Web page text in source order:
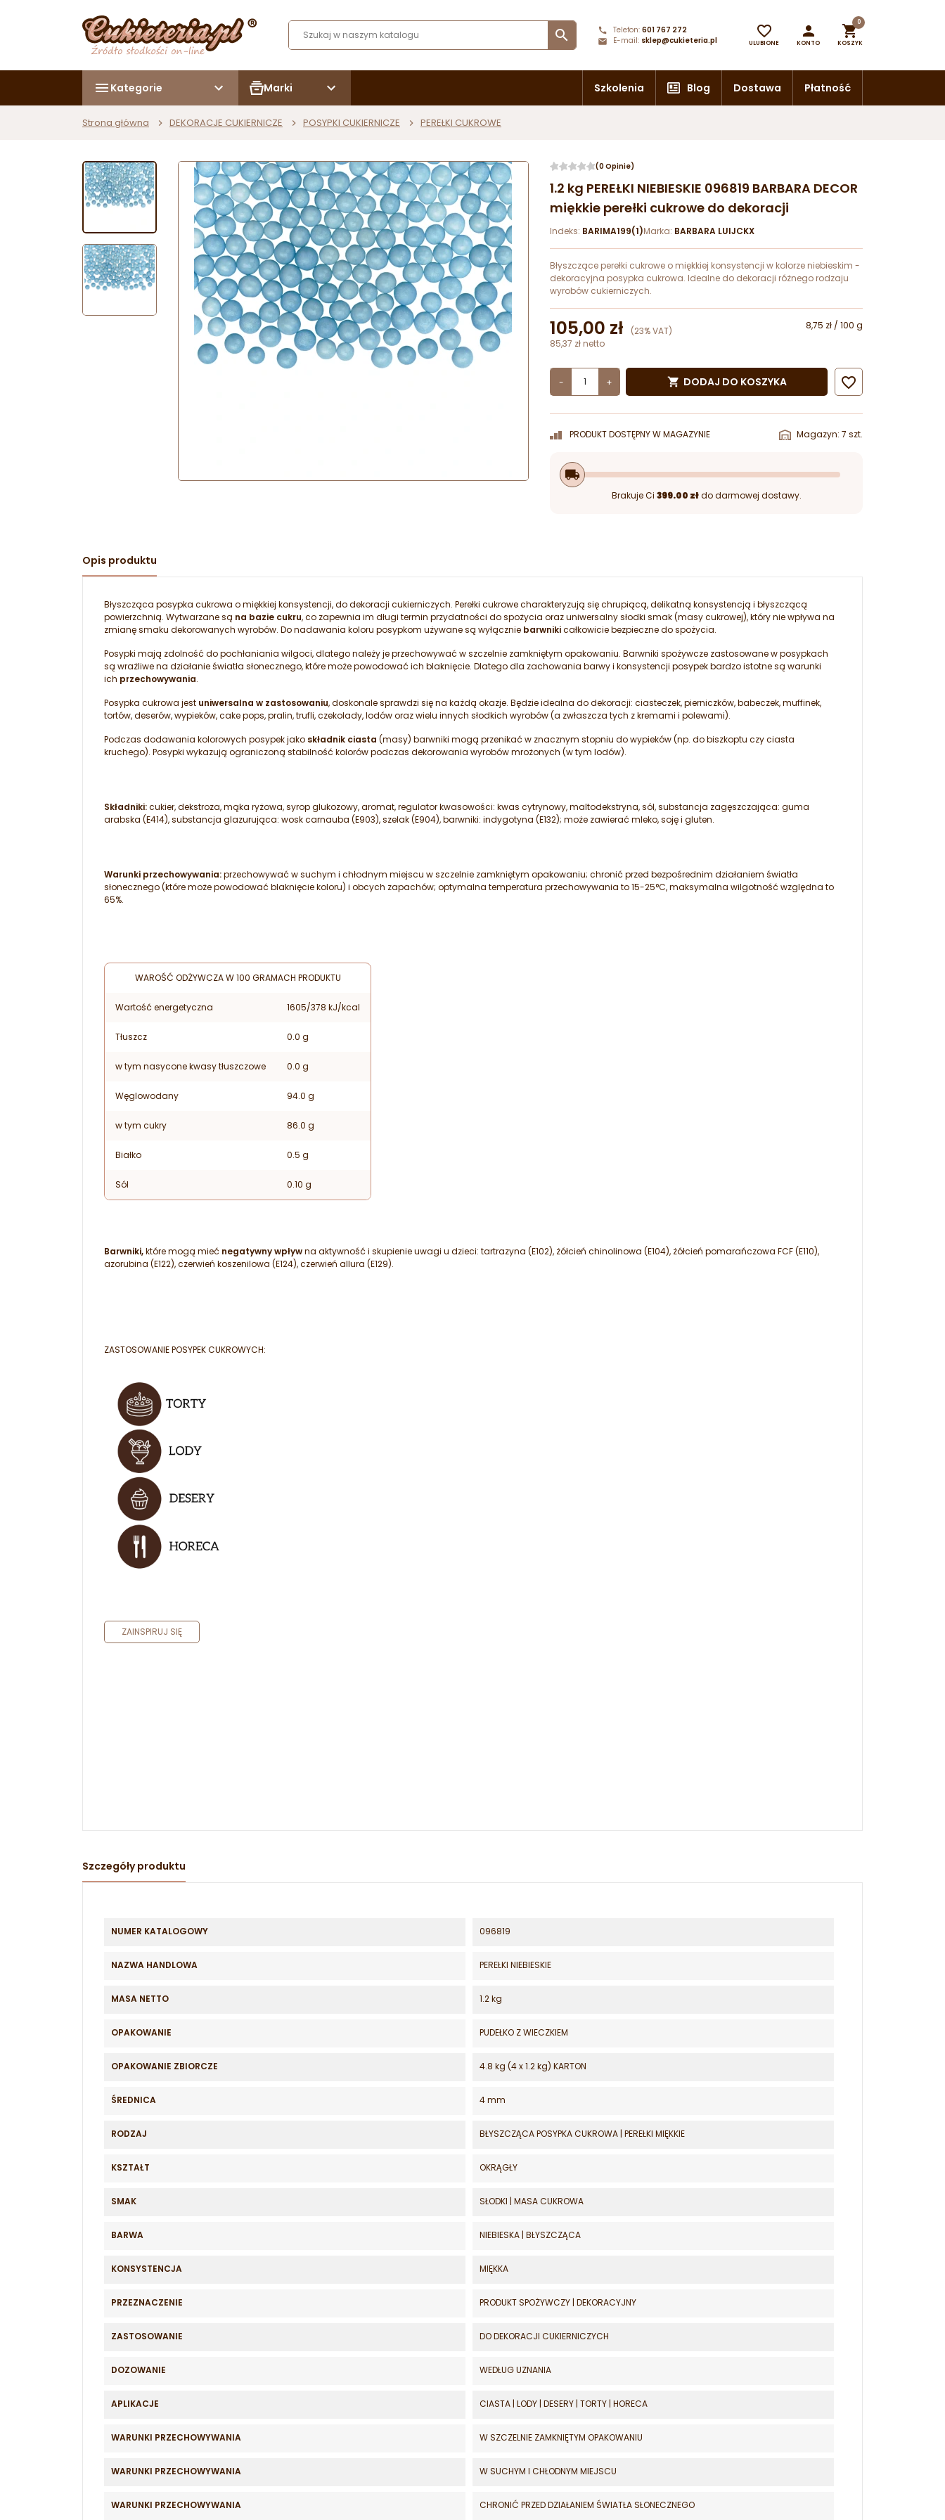
 Telefon: 601 767 272
E-mail: sklep@cukieteria.pl

ULUBIONE

KONTO

0
KOSZYK
Kategorie Marki Szkolenia Blog Dostawa Płatność
Strona główna DEKORACJE CUKIERNICZE POSYPKI CUKIERNICZE PEREŁKI CUKROWE
(0 Opinie)
1.2 kg PEREŁKI NIEBIESKIE 096819 BARBARA DECOR
miękkie perełki cukrowe do dekoracji
Indeks: BARIMA199(1)Marka: BARBARA LUIJCKX
Błyszczące perełki cukrowe o miękkiej konsystencji w kolorze niebieskim -
dekoracyjna posypka cukrowa. Idealne do dekoracji różnego rodzaju
wyrobów cukierniczych.
105,00 zł (23% VAT)
8,75 zł / 100 g
85,37 zł netto
- +  DODAJ DO KOSZYKA 
PRODUKT DOSTĘPNY W MAGAZYNIE Magazyn: 7 szt.
local_shipping
Brakuje Ci 399.00 złdo darmowej dostawy.
Opis produktu
Błyszcząca posypka cukrowa o miękkiej konsystencji, do dekoracji cukierniczych. Perełki cukrowe charakteryzują się chrupiącą, delikatną konsystencją i błyszczącą
powierzchnią. Wytwarzane są na bazie cukru, co zapewnia im długi termin przydatności do spożycia oraz uniwersalny słodki smak (masy cukrowej), który nie wpływa na
zmianę smaku dekorowanych wyrobów. Do nadawania koloru posypkom używane są wyłącznie barwnikicałkowicie bezpieczne do spożycia.
Posypki mają zdolność do pochłaniania wilgoci, dlatego należy je przechowywać w szczelnie zamkniętym opakowaniu. Barwniki spożywcze zastosowane w posypkach
są wrażliwe na działanie światła słonecznego, które może powodować ich blaknięcie. Dlatego dla zachowania barwy i konsystencji posypek bardzo istotne są warunki
ich przechowywania.
Posypka cukrowa jest uniwersalna w zastosowaniu, doskonale sprawdzi się na każdą okazje. Będzie idealna do dekoracji: ciasteczek, pierniczków, babeczek, muffinek,
tortów, deserów, wypieków, cake pops, pralin, trufli, czekolady, lodów oraz wielu innych słodkich wyrobów (a zwłaszcza tych z kremami i polewami).
Podczas dodawania kolorowych posypek jako składnik ciasta (masy) barwniki mogą przenikać w znacznym stopniu do wypieków (np. do biszkoptu czy ciasta
kruchego). Posypki wykazują ograniczoną stabilność kolorów podczas dekorowania wyrobów mrożonych (w tym lodów).
Składniki:cukier, dekstroza, mąka ryżowa, syrop glukozowy, aromat, regulator kwasowości: kwas cytrynowy, maltodekstryna, sól, substancja zagęszczająca: guma
arabska (E414), substancja glazurująca: wosk carnauba (E903), szelak (E904), barwniki: indygotyna (E132); może zawierać mleko, soję i gluten.
Warunki przechowywania:przechowywać w suchym i chłodnym miejscu w szczelnie zamkniętym opakowaniu; chronić przed bezpośrednim działaniem światła
słonecznego (które może powodować blaknięcie koloru) i obcych zapachów; optymalna temperatura przechowywania to 15-25°C, maksymalna wilgotność względna to
65%.
WAROŚĆ ODŻYWCZA W 100 GRAMACH PRODUKTU
Wartość energetyczna 1605/378 kJ/kcal
Tłuszcz 0.0 g
w tym nasycone kwasy tłuszczowe 0.0 g
Węglowodany 94.0 g
w tym cukry 86.0 g
Białko 0.5 g
Sól 0.10 g
Barwniki,które mogą mieć negatywny wpływna aktywność i skupienie uwagi u dzieci: tartrazyna (E102), żółcień chinolinowa (E104), żółcień pomarańczowa FCF (E110),
azorubina (E122), czerwień koszenilowa (E124), czerwień allura (E129).
ZASTOSOWANIE POSYPEK CUKROWYCH:
ZAINSPIRUJ SIĘ
Szczegóły produktu
NUMER KATALOGOWY 096819
NAZWA HANDLOWA PEREŁKI NIEBIESKIE
MASA NETTO 1.2 kg
OPAKOWANIE PUDEŁKO Z WIECZKIEM
OPAKOWANIE ZBIORCZE 4.8 kg (4 x 1.2 kg) KARTON
ŚREDNICA 4 mm
RODZAJ BŁYSZCZĄCA POSYPKA CUKROWA | PEREŁKI MIĘKKIE
KSZTAŁT OKRĄGŁY
SMAK SŁODKI | MASA CUKROWA
BARWA NIEBIESKA | BŁYSZCZĄCA
KONSYSTENCJA MIĘKKA
PRZEZNACZENIE PRODUKT SPOŻYWCZY | DEKORACYJNY
ZASTOSOWANIE DO DEKORACJI CUKIERNICZYCH
DOZOWANIE WEDŁUG UZNANIA
APLIKACJE CIASTA | LODY | DESERY | TORTY | HORECA
WARUNKI PRZECHOWYWANIA W SZCZELNIE ZAMKNIĘTYM OPAKOWANIU
WARUNKI PRZECHOWYWANIA W SUCHYM I CHŁODNYM MIEJSCU
WARUNKI PRZECHOWYWANIA CHRONIĆ PRZED DZIAŁANIEM ŚWIATŁA SŁONECZNEGO